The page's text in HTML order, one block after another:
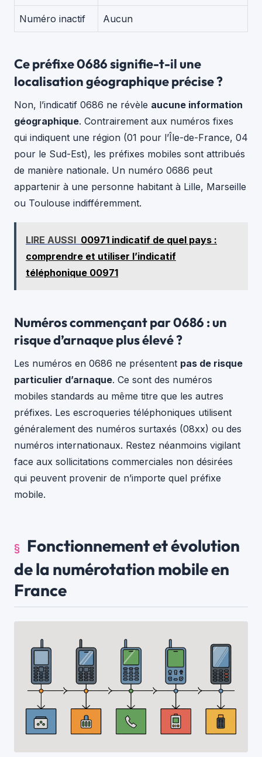
Numéro inactif Aucun
Ce préfixe 0686 signifie-t-il une
localisation géographique précise ?
Non, l’indicatif 0686 ne révèle aucune information
géographique. Contrairement aux numéros fixes
qui indiquent une région (01 pour l’Île-de-France, 04
pour le Sud-Est), les préfixes mobiles sont attribués
de manière nationale. Un numéro 0686 peut
appartenir à une personne habitant à Lille, Marseille
ou Toulouse indifféremment.
LIRE AUSSI 00971 indicatif de quel pays :
comprendre et utiliser l’indicatif
téléphonique 00971
Numéros commençant par 0686 : un
risque d’arnaque plus élevé ?
Les numéros en 0686 ne présentent pas de risque
particulier d’arnaque. Ce sont des numéros
mobiles standards au même titre que les autres
préfixes. Les escroqueries téléphoniques utilisent
généralement des numéros surtaxés (08xx) ou des
numéros internationaux. Restez néanmoins vigilant
face aux sollicitations commerciales non désirées
qui peuvent provenir de n’importe quel préfixe
mobile.
Fonctionnement et évolution
de la numérotation mobile en
France